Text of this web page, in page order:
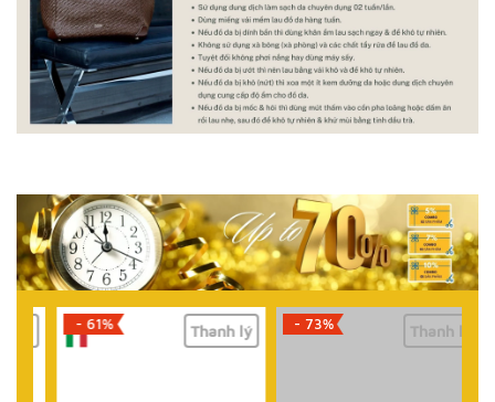
- 61% Thanh lý - 73% Thanh lý